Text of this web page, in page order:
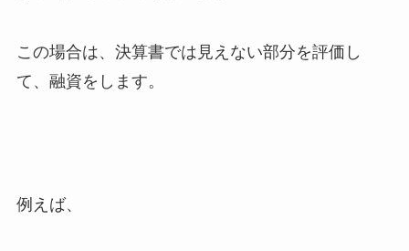
この場合は、決算書では見えない部分を評価し
て、融資をします。
例えば、